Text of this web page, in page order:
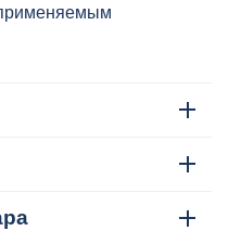
применяемым